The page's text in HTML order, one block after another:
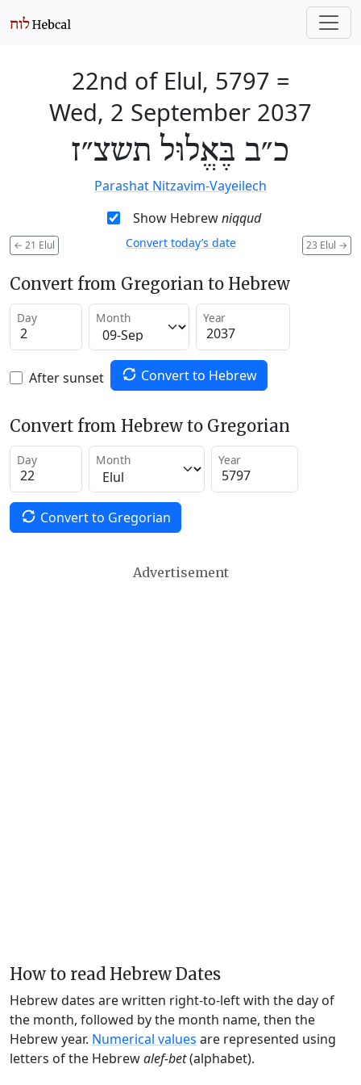
22nd of Elul, 5797 =
Wed, 2 September 2037
כ״ב בֶּאֱלוּל תשצ״ז
Parashat Nitzavim-Vayeilech
Show Hebrewniqqud
← 21 Elul 23 Elul →
Convert today’s date
Convert from Gregorian to Hebrew
Day Month Year
After sunset Convert to Hebrew
Convert from Hebrew to Gregorian
Day Month Year
Convert to Gregorian
Advertisement
How to read Hebrew Dates
Hebrew dates are written right-to-left with the day of
the month, followed by the month name, then the
Hebrew year. Numerical values are represented using
letters of the Hebrewalef-bet(alphabet).